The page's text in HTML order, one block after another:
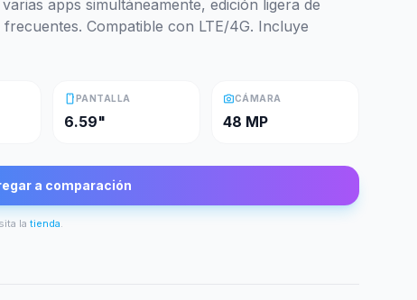
apps simultáneamente, edición ligera de
Compatible con LTE/4G. Incluye
smartphonePANTALLA
6.59"
photo_cameraCÁMARA
48 MP
a comparación
la tienda.